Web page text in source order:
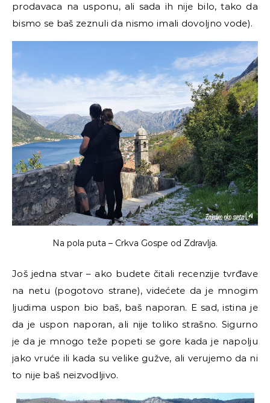
prodavaca na usponu, ali sada ih nije bilo, tako da
bismo se baš zeznuli da nismo imali dovoljno vode).
Na pola puta – Crkva Gospe od Zdravlja.
Još jedna stvar – ako budete čitali recenzije tvrđave
na netu (pogotovo strane), videćete da je mnogim
ljudima uspon bio baš, baš naporan. E sad, istina je
da je uspon naporan, ali nije toliko strašno. Sigurno
je da je mnogo teže popeti se gore kada je napolju
jako vruće ili kada su velike gužve, ali verujemo da ni
to nije baš neizvodljivo.